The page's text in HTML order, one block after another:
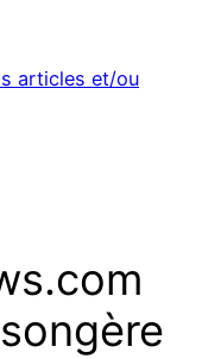
articles et/ou